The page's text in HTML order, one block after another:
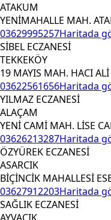
ATAKUM
YENİMAHALLE MAH.
03629995257Haritada
SİBEL ECZANESİ
TEKKEKÖY
19 MAYIS MAH. HACI
03622561656Haritada
YILMAZ ECZANESİ
ALAÇAM
YENİ CAMİ MAH. LİSE
03626213287Haritada
ÖZYÜREK ECZANESİ
ASARCIK
BİÇİNCİK MAHALLESİ
03627912203Haritada
SAĞLIK ECZANESİ